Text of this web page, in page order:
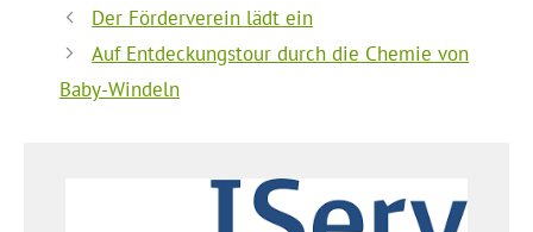
Der Förderverein lädt ein
Auf Entdeckungstour durch die Chemie von
Baby-Windeln